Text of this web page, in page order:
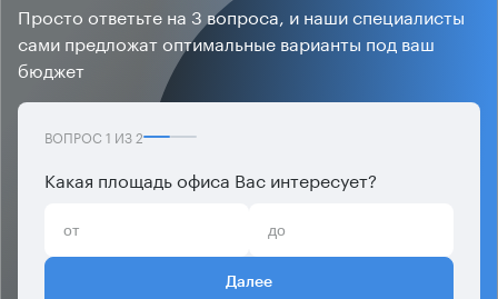
Просто ответьте на 3 вопроса, и наши специалисты
сами предложат оптимальные варианты под ваш
бюджет
ВОПРОС 1 ИЗ2
Какая площадь офиса Вас интересует?
Далее